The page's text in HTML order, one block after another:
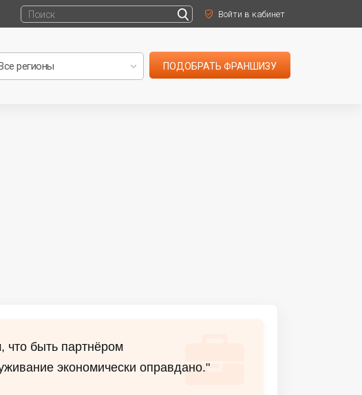
Войти в кабинет
ПОДОБРАТЬ ФРАНШИЗУ
что быть партнёром
экономически оправдано."